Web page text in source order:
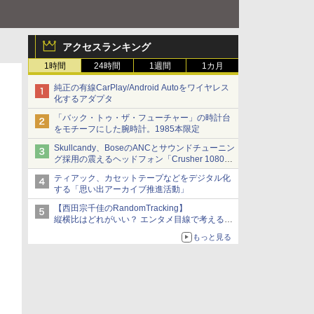
アクセスランキング
1時間 24時間 1週間 1カ月
純正の有線CarPlay/Android Autoをワイヤレス
化するアダプタ
「バック・トゥ・ザ・フューチャー」の時計台
をモチーフにした腕時計。1985本限定
Skullcandy、BoseのANCとサウンドチューニン
グ採用の震えるヘッドフォン「Crusher 1080
ANC」
ティアック、カセットテープなどをデジタル化
する「思い出アーカイブ推進活動」
【西田宗千佳のRandomTracking】
縦横比はどれがいい？ エンタメ目線で考える、
もっと見る